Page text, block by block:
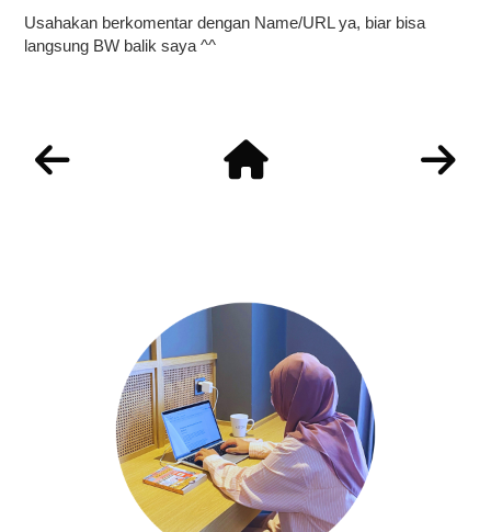
Usahakan berkomentar dengan Name/URL ya, biar bisa
langsung BW balik saya ^^